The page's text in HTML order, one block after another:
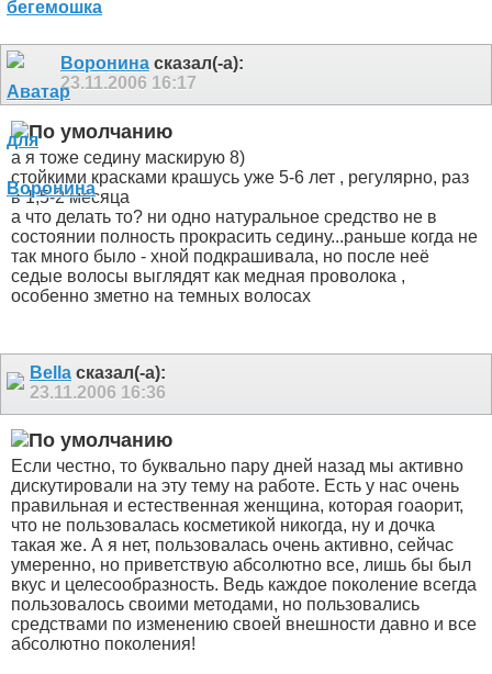
Воронина сказал(-а):
23.11.2006 16:17
а я тоже седину маскирую 8)
стойкими красками крашусь уже 5-6 лет , регулярно, раз
в 1,5-2 месяца
а что делать то? ни одно натуральное средство не в
состоянии полность прокрасить седину...раньше когда не
так много было - хной подкрашивала, но после неё
седые волосы выглядят как медная проволока ,
особенно зметно на темных волосах
Bella сказал(-а):
23.11.2006 16:36
Если честно, то буквально пару дней назад мы активно
дискутировали на эту тему на работе. Есть у нас очень
правильная и естественная женщина, которая гоаорит,
что не пользовалась косметикой никогда, ну и дочка
такая же. А я нет, пользовалась очень активно, сейчас
умеренно, но приветствую абсолютно все, лишь бы был
вкус и целесообразность. Ведь каждое поколение всегда
пользовалось своими методами, но пользовались
средствами по изменению своей внешности давно и все
абсолютно поколения!